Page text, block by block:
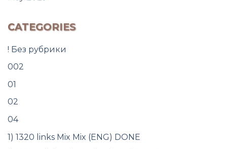
CATEGORIES
! Без рубрики
002
01
02
04
1) 1320 links Mix Mix (ENG) DONE